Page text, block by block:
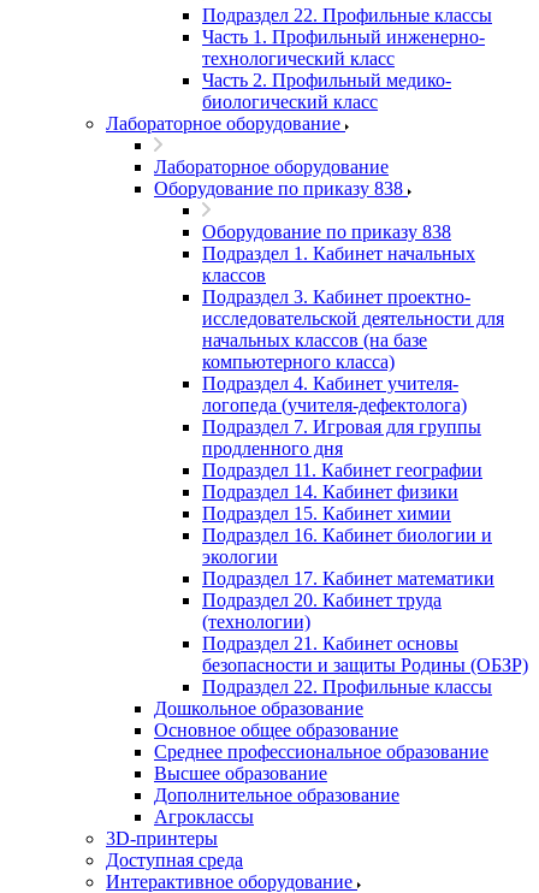
Подраздел 22. Профильные классы
Часть 1. Профильный инженерно-
технологический класс
Часть 2. Профильный медико-
биологический класс
Лабораторное оборудование
Лабораторное оборудование
Оборудование по приказу 838
Оборудование по приказу 838
Подраздел 1. Кабинет начальных
классов
Подраздел 3. Кабинет проектно-
исследовательской деятельности для
начальных классов (на базе
компьютерного класса)
Подраздел 4. Кабинет учителя-
логопеда (учителя-дефектолога)
Подраздел 7. Игровая для группы
продленного дня
Подраздел 11. Кабинет географии
Подраздел 14. Кабинет физики
Подраздел 15. Кабинет химии
Подраздел 16. Кабинет биологии и
экологии
Подраздел 17. Кабинет математики
Подраздел 20. Кабинет труда
(технологии)
Подраздел 21. Кабинет основы
безопасности и защиты Родины (ОБЗР)
Подраздел 22. Профильные классы
Дошкольное образование
Основное общее образование
Среднее профессиональное образование
Высшее образование
Дополнительное образование
Агроклассы
3D-принтеры
Доступная среда
Интерактивное оборудование